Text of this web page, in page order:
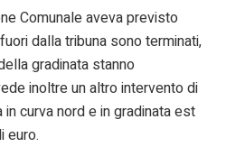
Comunale aveva previsto
dalla tribuna sono terminati,
gradinata stanno
inoltre un altro intervento di
curva nord e in gradinata est
euro.